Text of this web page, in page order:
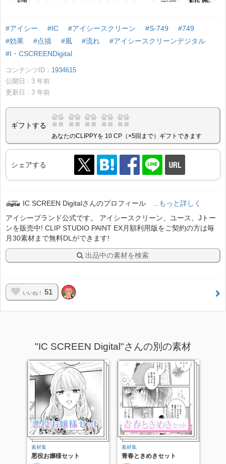
#アイシー #IC #アイシースクリーン #S-749
#749
#効果
#点描 #風 #流れ
#アイシースクリーンデジタル
#I・CSCREENDigital
コンテンツID： 1934615
公開日 : 3 年前
更新日 : 3 年前
ギフトする
あなたのCLIPPYを 10 CP（×5回まで）ギフトできます
シェアする
IC SCREEN Digitalさんのプロフィール
...もっと詳しく
アイシーブランド公式です。 アイシースクリーン、ユース、Jトー
ンを販売中! CLIP STUDIO PAINT EX月額利用版をご契約の方は毎
月30素材まで無料DLができます!
出品中の素材を検索
いいね！ 51
"IC SCREEN Digital"さんの別の素材
素材集
悪役お嬢様セット
素材集
青春ときめきセット